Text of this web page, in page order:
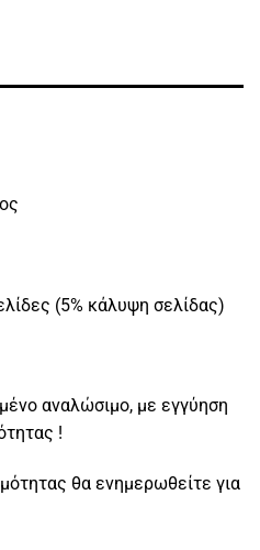
(5% κάλυψη σελίδας)
αναλώσιμο, με εγγύηση
!
θα ενημερωθείτε για